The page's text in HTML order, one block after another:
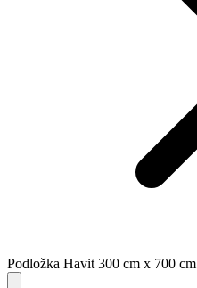
Podložka Havit 300 cm x 700 cm